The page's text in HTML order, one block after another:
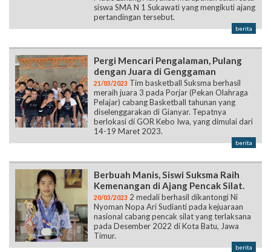
siswa SMA N 1 Sukawati yang mengikuti ajang
pertandingan tersebut.
berita
Pergi Mencari Pengalaman, Pulang
dengan Juara di Genggaman
21/03/2023 Tim basketball Suksma berhasil
meraih juara 3 pada Porjar (Pekan Olahraga
Pelajar) cabang Basketball tahunan yang
diselenggarakan di Gianyar. Tepatnya
berlokasi di GOR Kebo Iwa, yang dimulai dari
14-19 Maret 2023.
berita
Berbuah Manis, Siswi Suksma Raih
Kemenangan di Ajang Pencak Silat.
20/03/2023 2 medali berhasil dikantongi Ni
Nyoman Nopa Ari Sudianti pada kejuaraan
nasional cabang pencak silat yang terlaksana
pada Desember 2022 di Kota Batu, Jawa
Timur.
berita